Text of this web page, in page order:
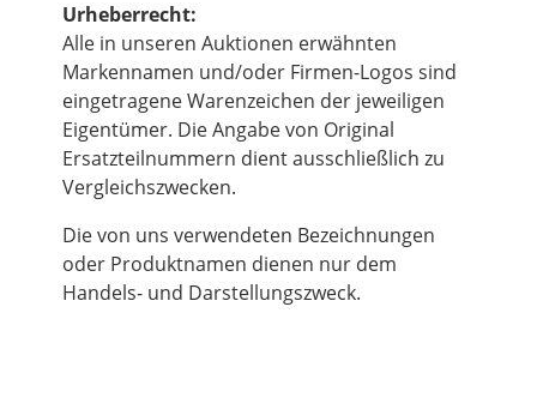
Urheberrecht:
Alle in unseren Auktionen erwähnten
Markennamen und/oder Firmen-Logos sind
eingetragene Warenzeichen der jeweiligen
Eigentümer. Die Angabe von Original
Ersatzteilnummern dient ausschließlich zu
Vergleichszwecken.
Die von uns verwendeten Bezeichnungen
oder Produktnamen dienen nur dem
Handels- und Darstellungszweck.